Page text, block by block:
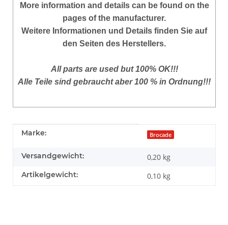
Moreinformation and details can be found on the
pages of the manufacturer.
Weitere Informationen und Details finden Sie auf
den Seiten des Herstellers.
All parts are used but 100% OK!!!
Alle Teile sind gebraucht aber 100 % in Ordnung!!!
Produkteigenschaft
Wert
Marke: Brocade
Versandgewicht: 0,20 kg
Artikelgewicht: 0,10 kg